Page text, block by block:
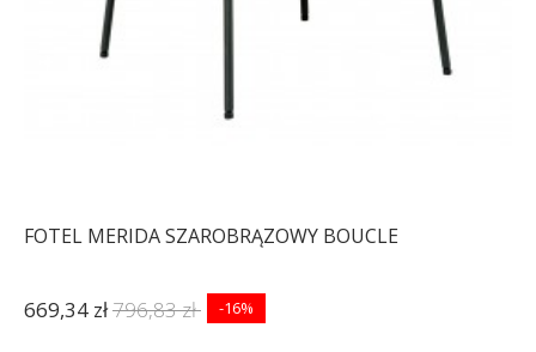
FOTEL MERIDA SZAROBRĄZOWY BOUCLE
669,34 zł796,83 zł -16%